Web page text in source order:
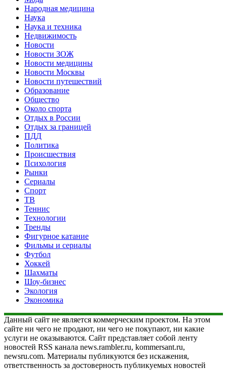
Народная медицина
Наука
Наука и техника
Недвижимость
Новости
Новости ЗОЖ
Новости медицины
Новости Москвы
Новости путешествий
Образование
Общество
Около спорта
Отдых в России
Отдых за границей
ПДД
Политика
Происшествия
Психология
Рынки
Сериалы
Спорт
ТВ
Теннис
Технологии
Тренды
Фигурное катание
Фильмы и сериалы
Футбол
Хоккей
Шахматы
Шоу-бизнес
Экология
Экономика
Данный сайт не является коммерческим проектом. На этом
сайте ни чего не продают, ни чего не покупают, ни какие
услуги не оказываются. Сайт представляет собой ленту
новостей RSS канала news.rambler.ru, kommersant.ru,
newsru.com. Материалы публикуются без искажения,
ответственность за достоверность публикуемых новостей